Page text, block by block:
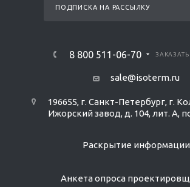
ПОДПИСКА НА РАССЫЛКУ
8 800 511-06-70
sale@isoterm.ru
196655, г. Санкт-Петербург, г.
Ижорский завод, д. 104, лит. А,
Раскрытие информации
Анкета опроса